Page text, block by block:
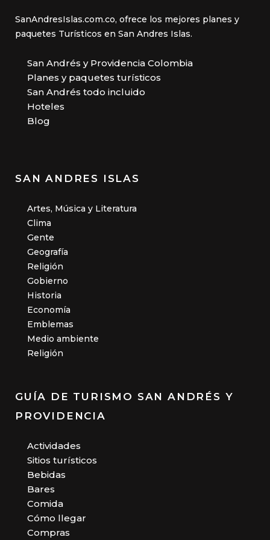
SanAndresIslas.com.co, ofrece los mejores planes y
paquetes Turísticos en San Andres Islas.
San Andrés y Providencia Colombia
Planes y paquetes turísticos
San Andrés todo incluido
Hoteles
Blog
SAN ANDRES ISLAS
Artes, Música y Literatura
Clima
Gente
Geografía
Religión
Gobierno
Historia
Economía
Emblemas
Medio ambiente
Religión
GUÍA DE TURISMO SAN ANDRÉS Y
PROVIDENCIA
Actividades
Sitios turísticos
Bebidas
Bares
Comida
Cómo llegar
Compras